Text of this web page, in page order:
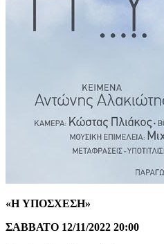
«H ΥΠΟΣΧΕΣΗ»
ΣΑΒΒΑΤΟ 12/11/2022 20:00